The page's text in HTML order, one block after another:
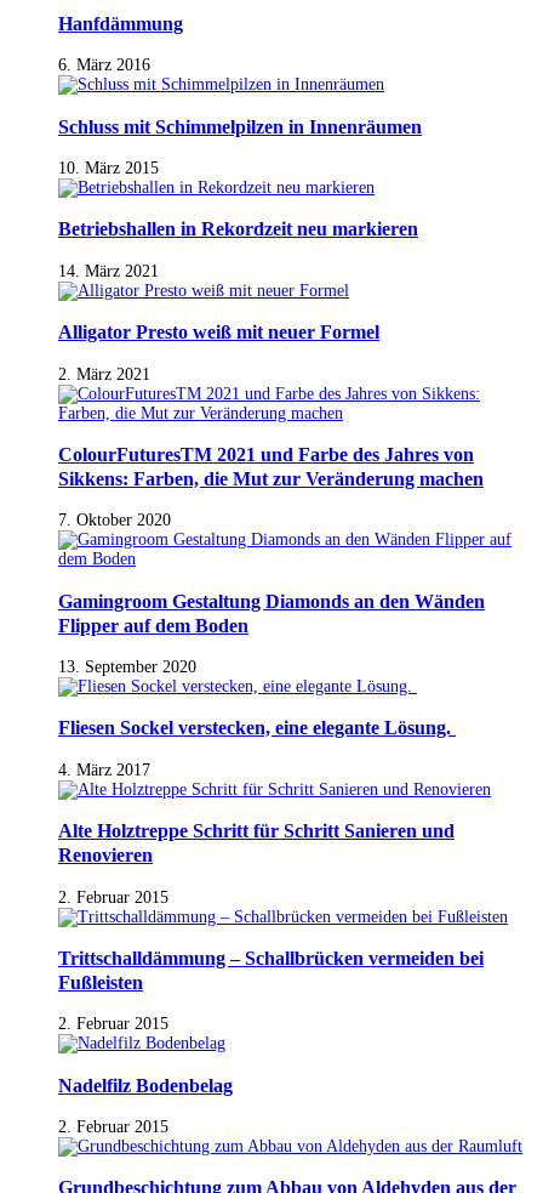
Hanfdämmung
6. März 2016
Schluss mit Schimmelpilzen in Innenräumen
10. März 2015
Betriebshallen in Rekordzeit neu markieren
14. März 2021
Alligator Presto weiß mit neuer Formel
2. März 2021
ColourFuturesTM 2021 und Farbe des Jahres von
Sikkens: Farben, die Mut zur Veränderung machen
7. Oktober 2020
Gamingroom Gestaltung Diamonds an den Wänden
Flipper auf dem Boden
13. September 2020
Fliesen Sockel verstecken, eine elegante Lösung.
4. März 2017
Alte Holztreppe Schritt für Schritt Sanieren und
Renovieren
2. Februar 2015
Trittschalldämmung – Schallbrücken vermeiden bei
Fußleisten
2. Februar 2015
Nadelfilz Bodenbelag
2. Februar 2015
Grundbeschichtung zum Abbau von Aldehyden aus der